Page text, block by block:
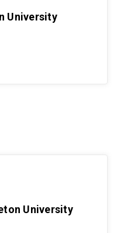
University
University